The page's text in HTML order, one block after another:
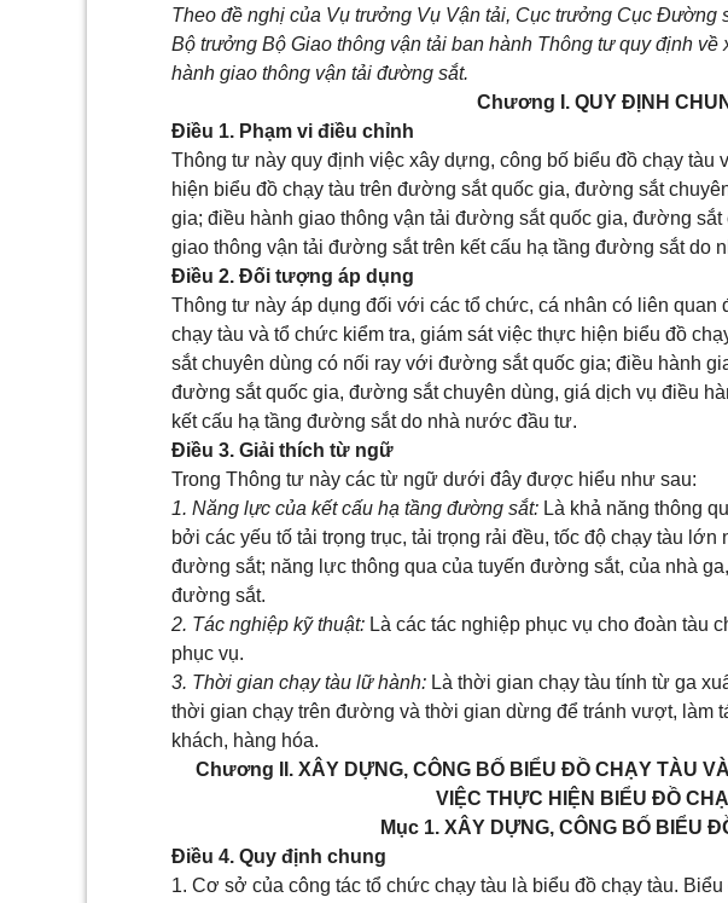
Theo đề nghị của Vụ trưởng Vụ Vận tải, Cục trưởng Cục Đường
Bộ trưởng Bộ Giao thông vận tải ban hành Thông tư quy định
hành giao thông vận tải đường sắt.
Chương I. QUY ĐỊNH
Điều 1. Phạm vi điều chỉnh
Thông tư này quy định việc xây dựng, công bố biểu đồ chạy tàu
hiện biểu đồ chạy tàu trên đường sắt quốc gia, đường sắt
gia; điều hành giao thông vận tải đường sắt quốc gia, đường
giao thông vận tải đường sắt trên kết cấu hạ tầng đường sắt do
Điều 2. Đối tượng áp dụng
Thông tư này áp dụng đối với các tổ chức, cá nhân có liên quan
chạy tàu và tổ chức kiểm tra, giám sát việc thực hiện biểu đồ
sắt chuyên dùng có nối ray với đường sắt quốc gia; điều hành
đường sắt quốc gia, đường sắt chuyên dùng, giá dịch vụ điều
kết cấu hạ tầng đường sắt do nhà nước đầu tư.
Điều 3. Giải thích từ ngữ
Trong Thông tư này các từ ngữ dưới đây được hiểu như sau:
1. Năng lực của kết cấu hạ tầng đường sắt: Là khả năng thông
bởi các yếu tố tải trọng trục, tải trọng rải đều, tốc độ chạy tàu lớn
đường sắt; năng lực thông qua của tuyến đường sắt, của nhà
đường sắt.
2. Tác nghiệp kỹ thuật: Là các tác nghiệp phục vụ cho đoàn tàu
phục vụ.
3. Thời gian chạy tàu lữ hành: Là thời gian chạy tàu tính từ ga
thời gian chạy trên đường và thời gian dừng để tránh vượt, làm
khách, hàng hóa.
Chương II. XÂY DỰNG, CÔNG BỐ BIỂU ĐỒ CHẠY TÀU
VIỆC THỰC HIỆN BIỂU ĐỒ
Mục 1. XÂY DỰNG, CÔNG BỐ BIỂU
Điều 4. Quy định chung
1. Cơ sở của công tác tổ chức chạy tàu là biểu đồ chạy tàu.